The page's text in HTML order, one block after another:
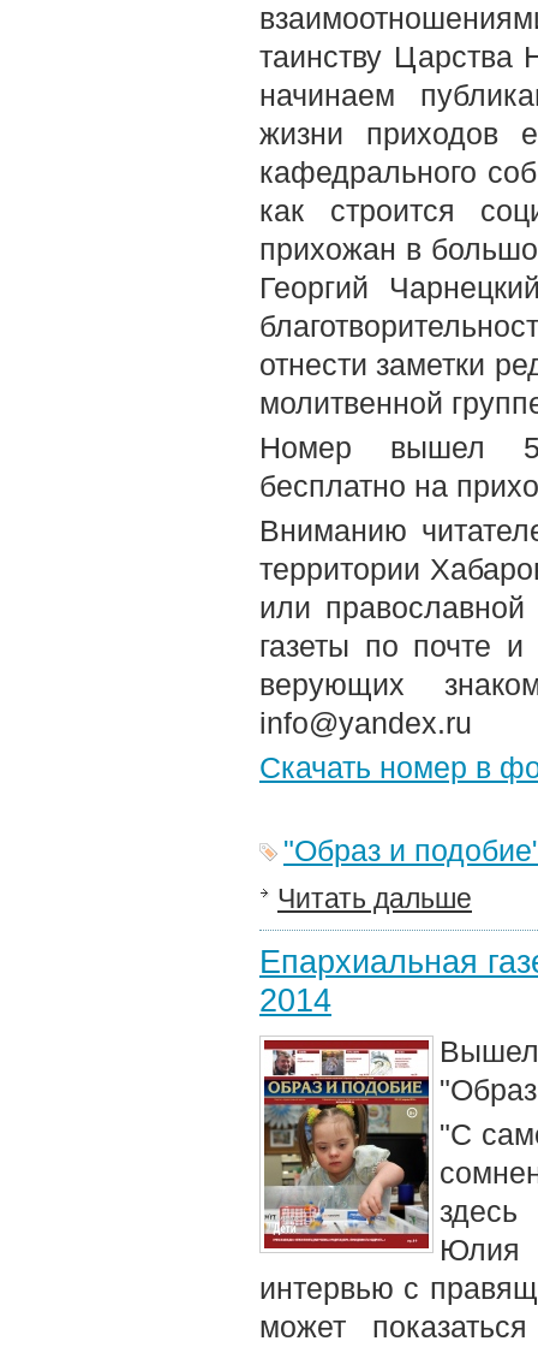
таинству
начинаем
жизни приходов
кафедрального
как строится
прихожан в
Георгий
отнести заметки
молитвенной
Номер вышел 5-
бесплатно на
Вниманию
территории
или
газеты по почте и
верующих
info@yandex.ru
Скачать номер в
"Образ и
Читать дальше
Епархиальная
2014
Вышел
"С
здесь
Юлия
интервью с
может